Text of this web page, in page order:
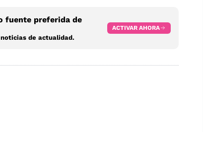
fuente preferida de
de actualidad.
ACTIVAR AHORA